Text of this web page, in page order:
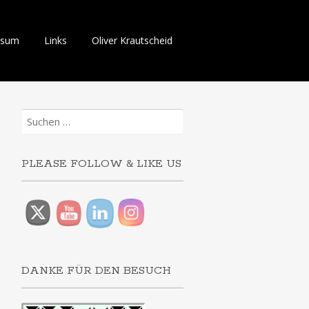
Links Oliver Krautscheid
Suchen
nach:
PLEASE FOLLOW & LIKE US
DANKE FÜR DEN BESUCH